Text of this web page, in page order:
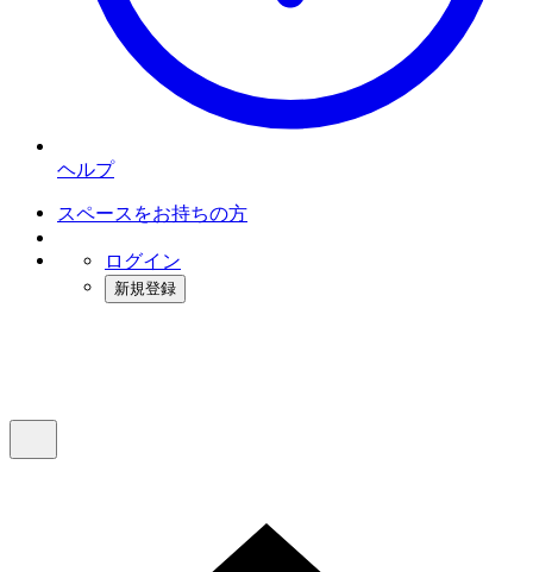
ヘルプ
スペースをお持ちの方
ログイン
新規登録